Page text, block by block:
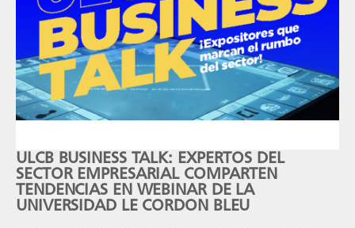
ULCB BUSINESS TALK: EXPERTOS DEL
SECTOR EMPRESARIAL COMPARTEN
TENDENCIAS EN WEBINAR DE LA
UNIVERSIDAD LE CORDON BLEU